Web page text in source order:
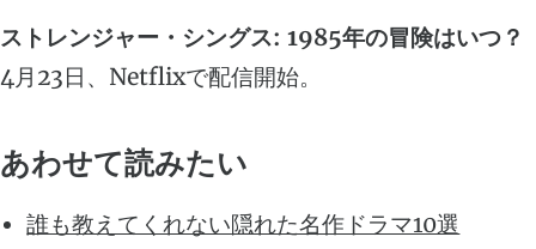
ストレンジャー・シングス: 1985年の冒険はいつ？
4月23日、Netflixで配信開始。
あわせて読みたい
誰も教えてくれない隠れた名作ドラマ10選